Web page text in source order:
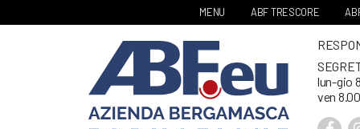
MENU ABF TRESCORE
lun-gio
ven